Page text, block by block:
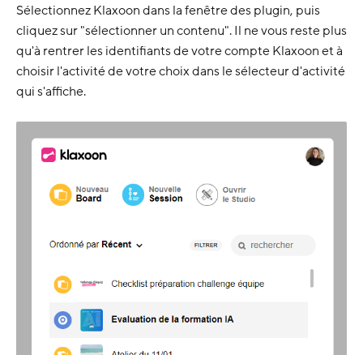
Sélectionnez Klaxoon dans la fenêtre des plugin, puis
cliquez sur "sélectionner un contenu". Il ne vous reste plus
qu'à rentrer les identifiants de votre compte Klaxoon et à
choisir l'activité de votre choix dans le sélecteur d'activité
qui s'affiche.